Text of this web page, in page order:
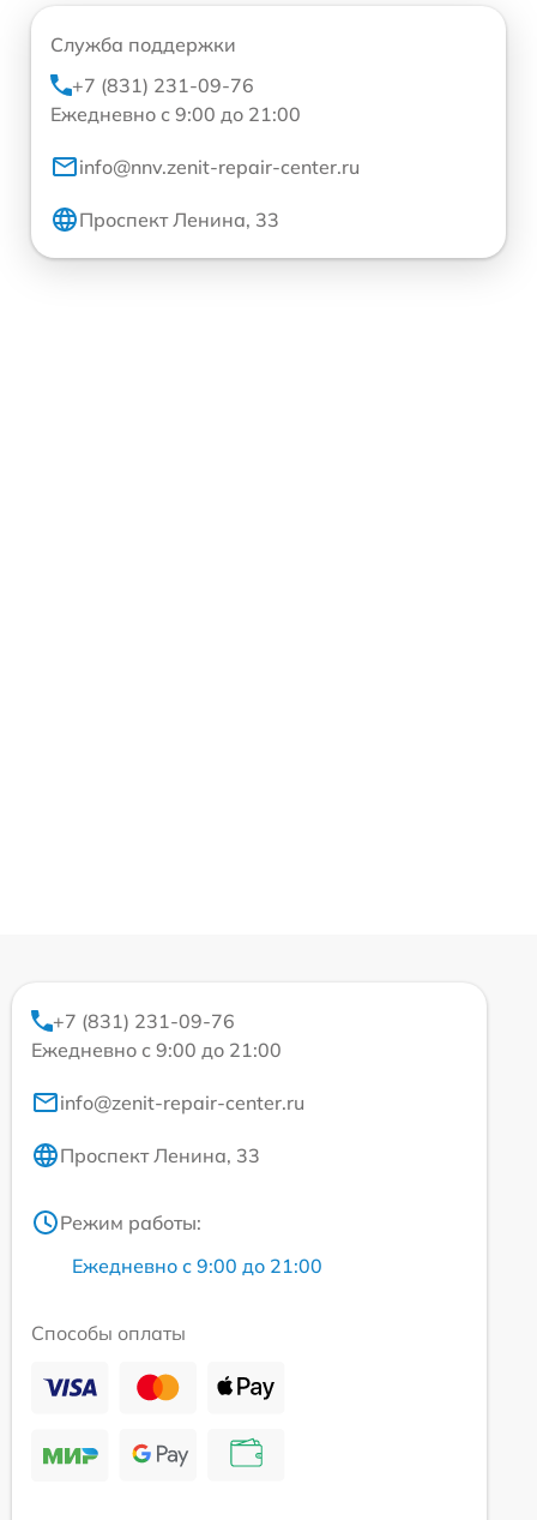
Служба поддержки
+7 (831) 231-09-76
Ежедневно с 9:00 до 21:00
info@nnv.zenit-repair-center.ru
Проспект Ленина, 33
+7 (831) 231-09-76
Ежедневно с 9:00 до 21:00
info@zenit-repair-center.ru
Проспект Ленина, 33
Режим работы:
Ежедневно с 9:00 до 21:00
Способы оплаты